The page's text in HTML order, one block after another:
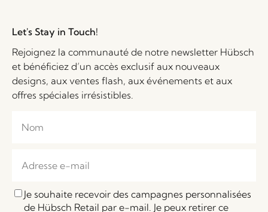
Let's Stay in Touch!
Rejoignez la communauté de notre newsletter Hübsch
et bénéficiez d’un accès exclusif aux nouveaux
designs, aux ventes flash, aux événements et aux
offres spéciales irrésistibles.
Je souhaite recevoir des campagnes personnalisées
de Hübsch Retail par e-mail. Je peux retirer ce